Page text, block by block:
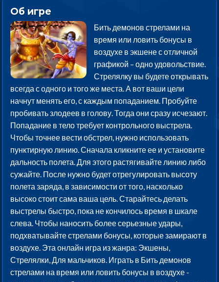
Об игре
Бить демонов стрелами на
время или ловить бонусы в
воздухе в экшене с отличной
графикой – одно удовольствие.
Стрелялку вы будете открывать
всегда с одного и того же места. А вот ваши цели
начнут менять его, с каждым попаданием. Пробуйте
пробивать злодеев в голову. Тогда они сразу исчезают.
Попадание в тело требует контрольного выстрела.
Чтобы точнее вести обстрел, нужно использовать
пунктирную линию. Сначала кликните ее и установите
дальность полета. Для этого растягивайте линию либо
сужайте. После нужно будет отрегулировать высоту
полета заряда, в зависимости от того, насколько
высоко стоит сама ваша цель. Старайтесь делать
выстрелы быстро, пока не кончилось время в шкале
слева. Чтобы наносить более серьезные удары,
подхватывайте стрелами бонусы, которые замирают в
воздухе. Эта онлайн игра из жанра: Экшены,
Стрелялки, Для мальчиков. Играть в Бить демонов
стрелами на время или ловить бонусы в воздухе -